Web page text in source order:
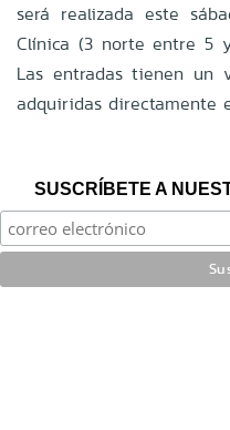
será realizada este
Clínica (3 norte entre 5
Las entradas tienen un
adquiridas directamente
SUSCRÍBETE A